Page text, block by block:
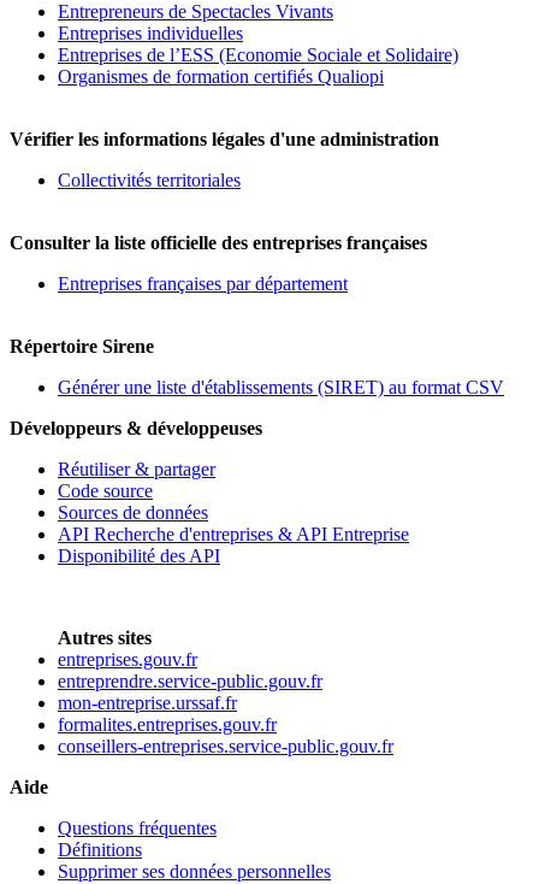
Entrepreneurs de Spectacles Vivants
Entreprises individuelles
Entreprises de l’ESS (Economie Sociale et Solidaire)
Organismes de formation certifiés Qualiopi
Vérifier les informations légales d'une administration
Collectivités territoriales
Consulter la liste officielle des entreprises françaises
Entreprises françaises par département
Répertoire Sirene
Générer une liste d'établissements (SIRET) au format CSV
Développeurs & développeuses
Réutiliser & partager
Code source
Sources de données
API Recherche d'entreprises & API Entreprise
Disponibilité des API
Autres sites
entreprises.gouv.fr
entreprendre.service-public.gouv.fr
mon-entreprise.urssaf.fr
formalites.entreprises.gouv.fr
conseillers-entreprises.service-public.gouv.fr
Aide
Questions fréquentes
Définitions
Supprimer ses données personnelles